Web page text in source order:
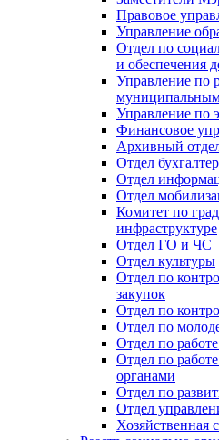
Правовое
Управление
Отдел по
и обеспечения
Управление по
Управление по
Финансовое
Архивный
Отдел
Отдел
Отдел
Комитет по
инфраструктуре
Отдел ГО и ЧС
Отдел культуры
Отдел по
закупок
Отдел по
Отдел по
Отдел по
Отдел по
органами
Отдел по
Отдел
Хозяйственная